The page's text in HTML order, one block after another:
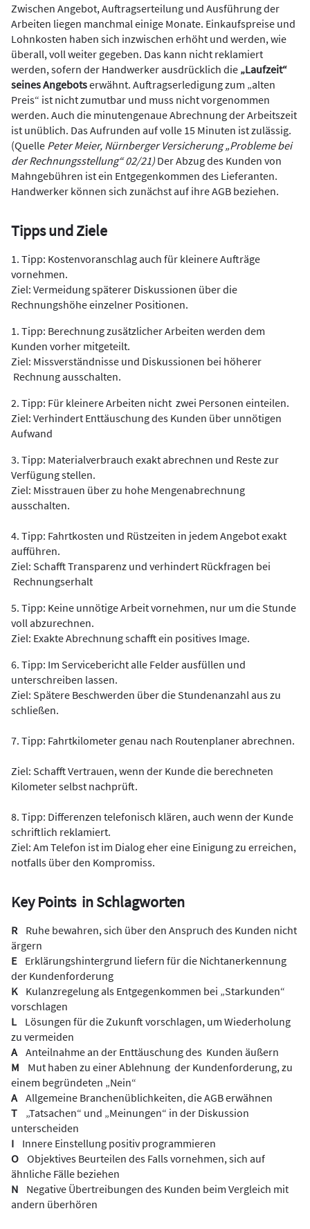
Zwischen Angebot, Auftragserteilung und Ausführung der
Arbeiten liegen manchmal einige Monate. Einkaufspreise und
Lohnkosten haben sich inzwischen erhöht und werden, wie
überall, voll weiter gegeben. Das kann nicht reklamiert
werden, sofern der Handwerker ausdrücklich die „Laufzeit“
seines Angebotserwähnt. Auftragserledigung zum „alten
Preis“ ist nicht zumutbar und muss nicht vorgenommen
werden. Auch die minutengenaue Abrechnung der Arbeitszeit
ist unüblich. Das Aufrunden auf volle 15 Minuten ist zulässig.
(Quelle Peter Meier, Nürnberger Versicherung „Probleme bei
der Rechnungsstellung“ 02/21) Der Abzug des Kunden von
Mahngebühren ist ein Entgegenkommen des Lieferanten.
Handwerker können sich zunächst auf ihre AGB beziehen.
Tipps und Ziele
1. Tipp: Kostenvoranschlag auch für kleinere Aufträge
vornehmen.
Ziel: Vermeidung späterer Diskussionen über die
Rechnungshöhe einzelner Positionen.
1. Tipp: Berechnung zusätzlicher Arbeiten werden dem
Kunden vorher mitgeteilt.
Ziel: Missverständnisse und Diskussionen bei höherer
Rechnung ausschalten.
2. Tipp: Für kleinere Arbeiten nicht zwei Personen einteilen.
Ziel: Verhindert Enttäuschung des Kunden über unnötigen
Aufwand
3. Tipp: Materialverbrauch exakt abrechnen und Reste zur
Verfügung stellen.
Ziel: Misstrauen über zu hohe Mengenabrechnung
ausschalten.
4. Tipp: Fahrtkosten und Rüstzeiten in jedem Angebot exakt
aufführen.
Ziel: Schafft Transparenz und verhindert Rückfragen bei
Rechnungserhalt
5. Tipp: Keine unnötige Arbeit vornehmen, nur um die Stunde
voll abzurechnen.
Ziel: Exakte Abrechnung schafft ein positives Image.
6. Tipp: Im Servicebericht alle Felder ausfüllen und
unterschreiben lassen.
Ziel: Spätere Beschwerden über die Stundenanzahl aus zu
schließen.
7. Tipp: Fahrtkilometer genau nach Routenplaner abrechnen.
Ziel: Schafft Vertrauen, wenn der Kunde die berechneten
Kilometer selbst nachprüft.
8. Tipp: Differenzen telefonisch klären, auch wenn der Kunde
schriftlich reklamiert.
Ziel: Am Telefon ist im Dialog eher eine Einigung zu erreichen,
notfalls über den Kompromiss.
Key Points in Schlagworten
R
Ruhe bewahren, sich über den Anspruch des Kunden nicht
ärgern
EErklärungshintergrund liefern für die Nichtanerkennung
der Kundenforderung
KKulanzregelung als Entgegenkommen bei „Starkunden“
vorschlagen
L Lösungen für die Zukunft vorschlagen, um Wiederholung
zu vermeiden
A Anteilnahme an der Enttäuschung des Kunden äußern
M Mut haben zu einer Ablehnung der Kundenforderung, zu
einem begründeten „Nein“
A Allgemeine Branchenüblichkeiten, die AGB erwähnen
T „Tatsachen“ und „Meinungen“ in der Diskussion
unterscheiden
I Innere Einstellung positiv programmieren
O Objektives Beurteilen des Falls vornehmen, sich auf
ähnliche Fälle beziehen
N Negative Übertreibungen des Kunden beim Vergleich mit
andern überhören